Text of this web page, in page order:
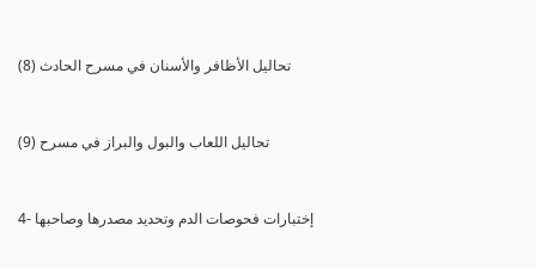
(8) تحاليل الأظافر والأسنان في مسرح الحادث
(9) تحاليل اللعاب والبول والبراز في مسرح
4- إختبارات فحوصات الدم وتحديد مصدرها وصاحبها